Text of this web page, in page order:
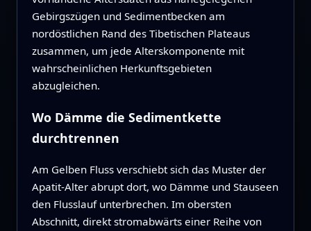
Gebirgszügen und Sedimentbecken am
nordöstlichen Rand des Tibetischen Plateaus
zusammen, um jede Alterskomponente mit
wahrscheinlichen Herkunftsgebieten
abzugleichen.
Wo Dämme die Sedimentkette
durchtrennen
Am Gelben Fluss verschiebt sich das Muster der
Apatit-Alter abrupt dort, wo Dämme und Stauseen
den Flusslauf unterbrechen. Im obersten
Abschnitt, direkt stromabwärts einer Reihe von